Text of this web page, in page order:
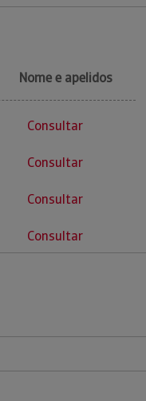
Nome e apelidos
Consultar
Consultar
Consultar
Consultar